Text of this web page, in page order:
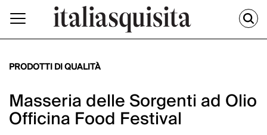
PRODOTTI DI QUALITÀ
Masseria delle Sorgenti ad Olio
Officina Food Festival